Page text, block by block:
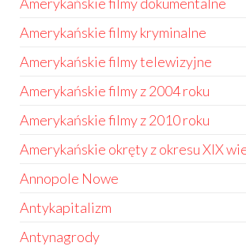
Amerykańskie filmy kryminalne
Amerykańskie filmy telewizyjne
Amerykańskie filmy z 2004 roku
Amerykańskie filmy z 2010 roku
Amerykańskie okręty z okresu XIX
Annopole Nowe
Antykapitalizm
Antynagrody